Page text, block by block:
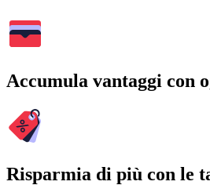
Accumula vantaggi con
Risparmia di più con le